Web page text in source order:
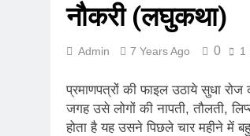
नौकरी (लघुकथा)
Admin 7 Years Ago 0 1
प्रमाणपत्रों की फाइल उठाये सुधा
जगह उसे लोगों की नापती, तौलती,
होता है यह उसने पिछले चार महीने में